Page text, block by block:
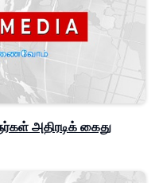
அதிரடிக் கைது